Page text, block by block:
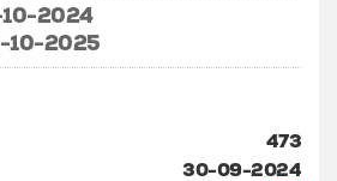
10-2024
10-2025
473
30-09-2024